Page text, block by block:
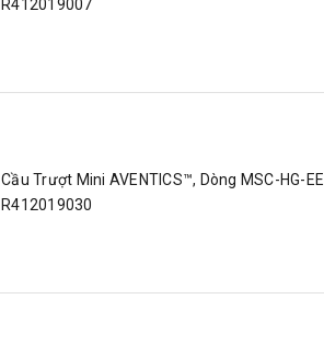
R412019007
Cầu Trượt Mini AVENTICS™, Dòng MSC-HG-EE
R412019030